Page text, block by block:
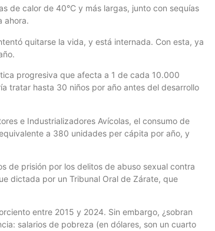
de calor de 40°C y más largas, junto con sequías
ahora.
quitarse la vida, y está internada. Con esta, ya
progresiva que afecta a 1 de cada 10.000
tratar hasta 30 niños por año antes del desarrollo
e Industrializadores Avícolas, el consumo de
a 380 unidades per cápita por año, y
de prisión por los delitos de abuso sexual contra
dictada por un Tribunal Oral de Zárate, que
entre 2015 y 2024. Sin embargo, ¿sobran
salarios de pobreza (en dólares, son un cuarto